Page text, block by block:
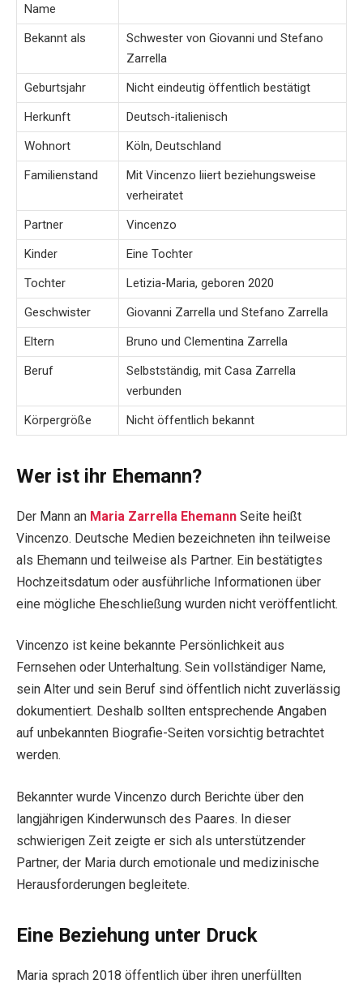
Name
Bekannt als
Schwester von Giovanni und Stefano
Zarrella
Geburtsjahr
Nicht eindeutig öffentlich bestätigt
Herkunft
Deutsch-italienisch
Wohnort
Köln, Deutschland
Familienstand
Mit Vincenzo liiert beziehungsweise
verheiratet
Partner
Vincenzo
Kinder
Eine Tochter
Tochter
Letizia-Maria, geboren 2020
Geschwister
Giovanni Zarrella und Stefano Zarrella
Eltern
Bruno und Clementina Zarrella
Beruf
Selbstständig, mit Casa Zarrella
verbunden
Körpergröße
Nicht öffentlich bekannt
Wer ist ihr Ehemann?
Der Mann an Maria Zarrella Ehemann Seite heißt
Vincenzo. Deutsche Medien bezeichneten ihn teilweise
als Ehemann und teilweise als Partner. Ein bestätigtes
Hochzeitsdatum oder ausführliche Informationen über
eine mögliche Eheschließung wurden nicht veröffentlicht.
Vincenzo ist keine bekannte Persönlichkeit aus
Fernsehen oder Unterhaltung. Sein vollständiger Name,
sein Alter und sein Beruf sind öffentlich nicht zuverlässig
dokumentiert. Deshalb sollten entsprechende Angaben
auf unbekannten Biografie-Seiten vorsichtig betrachtet
werden.
Bekannter wurde Vincenzo durch Berichte über den
langjährigen Kinderwunsch des Paares. In dieser
schwierigen Zeit zeigte er sich als unterstützender
Partner, der Maria durch emotionale und medizinische
Herausforderungen begleitete.
Eine Beziehung unter Druck
Maria sprach 2018 öffentlich über ihren unerfüllten